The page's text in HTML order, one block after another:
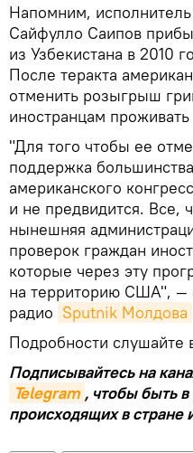
Напомним,
Сайфулло Саипов
из Узбекистана в 2010
После теракта
отменить розыгрыш
иностранцам
"Для того чтобы ее
поддержка
американского
и не предвидится. Все,
нынешняя
проверок граждан
которые через эту
на территорию США", —
радио Sputnik Молдова
Подробности слушайте
Подписывайтесь на
Telegram , чтобы быть
происходящих в стране